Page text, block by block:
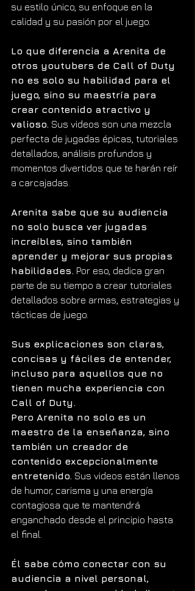
su estilo único, su enfoque en la
calidad y su pasión por el juego.
Lo que diferencia a Arenita de
otros youtubers de Call of Duty
no es solo su habilidad para el
juego, sino su maestría para
crear contenido atractivo y
valioso. Sus videos son una mezcla
perfecta de jugadas épicas, tutoriales
detallados, análisis profundos y
momentos divertidos que te harán reír
a carcajadas.
Arenita sabe que su audiencia
no solo busca ver jugadas
increíbles, sino también
aprender y mejorar sus propias
habilidades. Por eso, dedica gran
parte de su tiempo a crear tutoriales
detallados sobre armas, estrategias y
tácticas de juego.
Sus explicaciones son claras,
concisas y fáciles de entender,
incluso para aquellos que no
tienen mucha experiencia con
Call of Duty.
Pero Arenita no solo es un
maestro de la enseñanza, sino
también un creador de
contenido excepcionalmente
entretenido. Sus videos están llenos
de humor, carisma y una energía
contagiosa que te mantendrá
enganchado desde el principio hasta
el final.
Él sabe cómo conectar con su
audiencia a nivel personal,